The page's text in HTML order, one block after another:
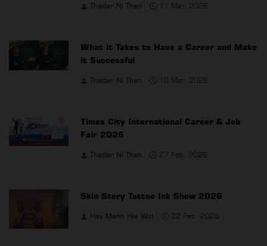
Thadar Ni Than 11 Mar, 2026
What it Takes to Have a Career and Make
it Successful
Thadar Ni Than 10 Mar, 2026
Times City International Career & Job
Fair 2026
Thadar Ni Than 27 Feb, 2026
Skin Story Tattoo Ink Show 2026
Hay Mann Hla Win 22 Feb, 2026